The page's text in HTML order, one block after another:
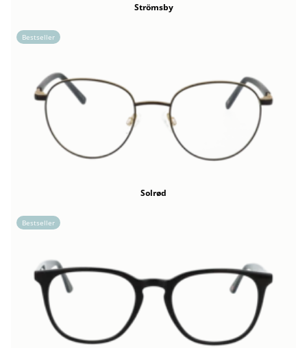
Strömsby
Bestseller
Solrød
Bestseller